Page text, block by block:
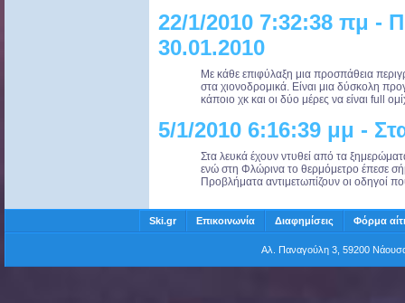
22/1/2010 7:32:38 πμ -
30.01.2010
Mε κάθε επιφύλαξη μια προσπάθεια
στα χιονοδρομικά. Είναι μια δύσκολη
κάποιο χκ και οι δύο μέρες να είναι full
5/1/2010 6:16:39 μμ -
Στα λευκά έχουν ντυθεί από τα
ενώ στη Φλώρινα το θερμόμετρο έπεσε
Προβλήματα αντιμετωπίζουν οι οδηγοί
Ski.gr Επικοινωνία Διαφημίσεις Φόρμα
Αλ. Παναγούλη 3, 59200